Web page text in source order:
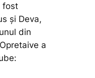
fost
și Deva,
din
a